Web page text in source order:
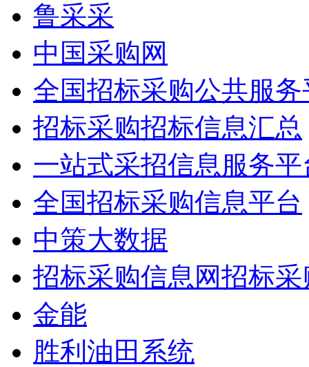
鲁采采
中国采购网
全国招标采购公共服务
招标采购招标信息汇总
一站式采招信息服务平
全国招标采购信息平台
中策大数据
招标采购信息网招标
金能
胜利油田系统